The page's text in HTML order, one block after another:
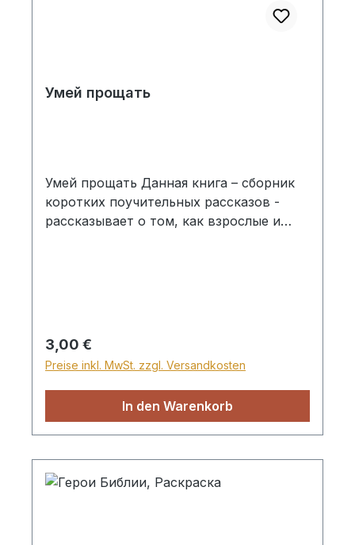
Умей прощать
Умей прощать Данная книга – сборник
коротких поучительных рассказов -
рассказывает о том, как взрослые и
Regulärer Preis:
3,00 €
Preise inkl. MwSt. zzgl. Versandkosten
In den Warenkorb